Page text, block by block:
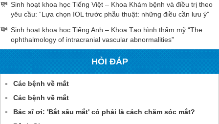
Sinh hoạt khoa học Tiếng Việt – Khoa Khám bệnh và điều trị theo
yêu cầu: “Lựa chọn IOL trước phẫu thuật: những điều cần lưu ý”
Sinh hoạt khoa học Tiếng Anh – Khoa Tạo hình thẩm mỹ “The
ophthalmology of intracranial vascular abnormalities”
HỎI ĐÁP
Các bệnh về mắt
Các bệnh về mắt
Bác sĩ ơi: 'Bắt sâu mắt' có phải là cách chăm sóc mắt?